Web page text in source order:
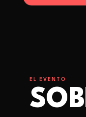
EL EVENTO